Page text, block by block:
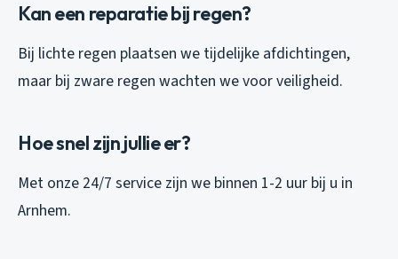
Kan een reparatie bij regen?
Bij lichte regen plaatsen we tijdelijke afdichtingen,
maar bij zware regen wachten we voor veiligheid.
Hoe snel zijn jullie er?
Met onze 24/7 service zijn we binnen 1-2 uur bij u in
Arnhem.